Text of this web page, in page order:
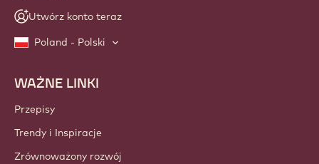
Utwórz konto teraz
Poland - Polski
Footer
Callebaut
WAŻNE LINKI
Przepisy
Trendy i Inspiracje
Zrównoważony rozwój